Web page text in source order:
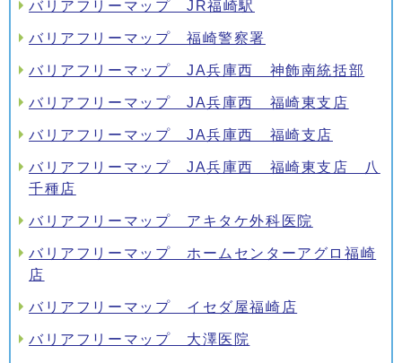
バリアフリーマップ JR福崎駅
バリアフリーマップ 福崎警察署
バリアフリーマップ JA兵庫西 神飾南統括部
バリアフリーマップ JA兵庫西 福崎東支店
バリアフリーマップ JA兵庫西 福崎支店
バリアフリーマップ JA兵庫西 福崎東支店 八
千種店
バリアフリーマップ アキタケ外科医院
バリアフリーマップ ホームセンターアグロ福崎
店
バリアフリーマップ イセダ屋福崎店
バリアフリーマップ 大澤医院